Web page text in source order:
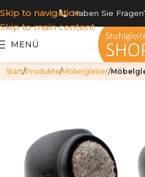
Skip to navigation
Skip to main content
Haben Sie
MENÜ
Start Produkte Möbelgleiter